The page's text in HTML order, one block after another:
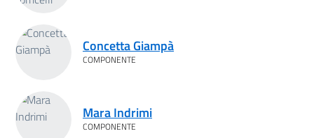
Concetta Giampà
COMPONENTE
Mara Indrimi
COMPONENTE